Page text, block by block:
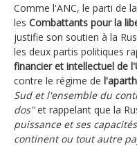
Comme l'ANC, le parti de
les Combattants pour la
justifie son soutien à la
les deux partis politiques
financier et intellectuel de
contre le régime de
Sud et l'ensemble du
dos"et rappelant que la
puissance et ses
continent ou tout autre